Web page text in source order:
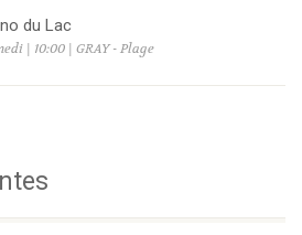
du Lac
| 10:00 | GRAY - Plage